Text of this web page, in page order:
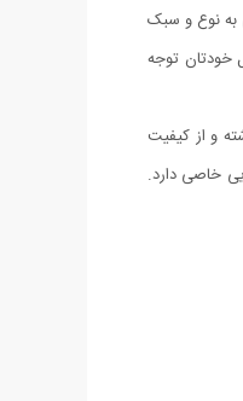
به نوع و سبک
خودتان توجه
و از کیفیت
خاصی دارد.